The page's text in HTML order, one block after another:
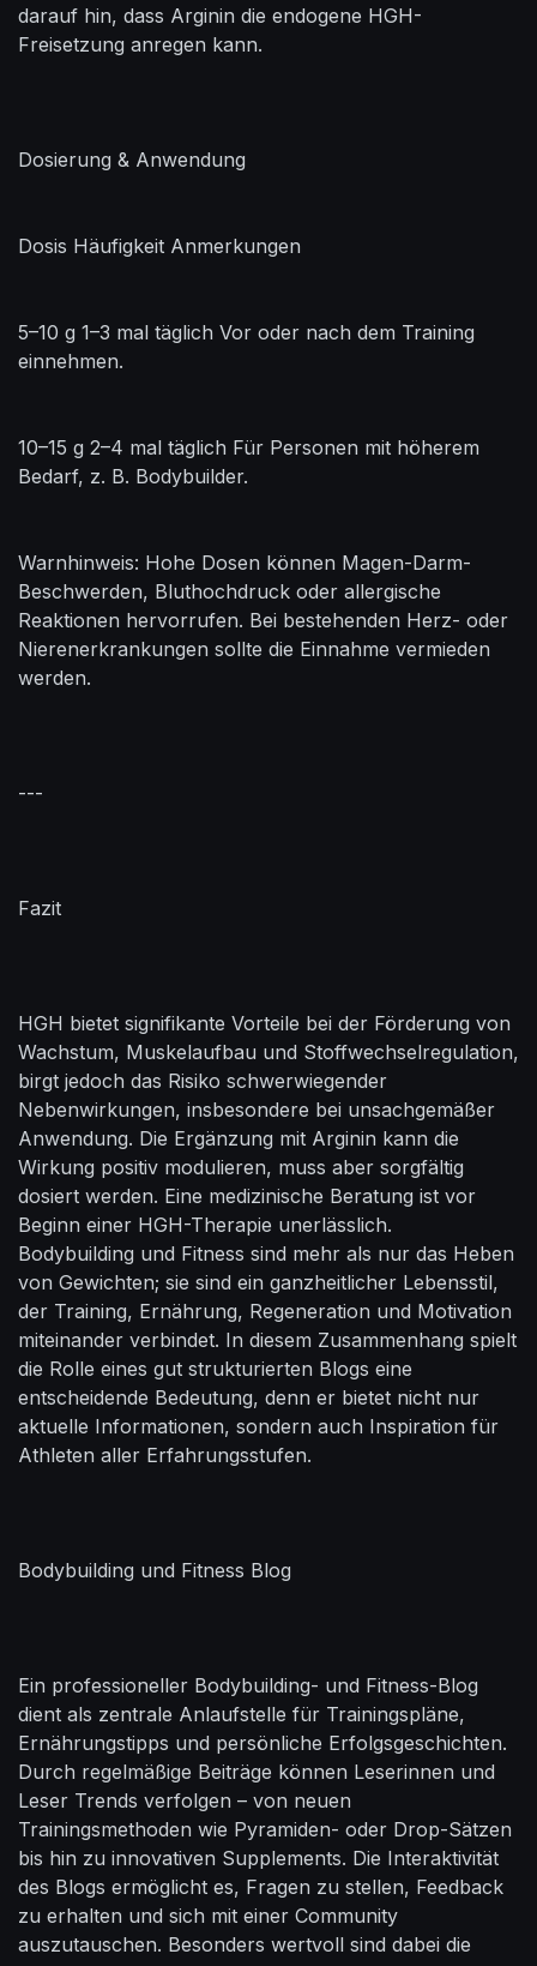
darauf hin, dass Arginin die endogene HGH-
Freisetzung anregen kann.
Dosierung & Anwendung
Dosis Häufigkeit Anmerkungen
5–10 g 1–3 mal täglich Vor oder nach dem Training
einnehmen.
10–15 g 2–4 mal täglich Für Personen mit höherem
Bedarf, z. B. Bodybuilder.
Warnhinweis: Hohe Dosen können Magen-Darm-
Beschwerden, Bluthochdruck oder allergische
Reaktionen hervorrufen. Bei bestehenden Herz- oder
Nierenerkrankungen sollte die Einnahme vermieden
werden.
---
Fazit
HGH bietet signifikante Vorteile bei der Förderung von
Wachstum, Muskelaufbau und Stoffwechselregulation,
birgt jedoch das Risiko schwerwiegender
Nebenwirkungen, insbesondere bei unsachgemäßer
Anwendung. Die Ergänzung mit Arginin kann die
Wirkung positiv modulieren, muss aber sorgfältig
dosiert werden. Eine medizinische Beratung ist vor
Beginn einer HGH-Therapie unerlässlich.
Bodybuilding und Fitness sind mehr als nur das Heben
von Gewichten; sie sind ein ganzheitlicher Lebensstil,
der Training, Ernährung, Regeneration und Motivation
miteinander verbindet. In diesem Zusammenhang spielt
die Rolle eines gut strukturierten Blogs eine
entscheidende Bedeutung, denn er bietet nicht nur
aktuelle Informationen, sondern auch Inspiration für
Athleten aller Erfahrungsstufen.
Bodybuilding und Fitness Blog
Ein professioneller Bodybuilding- und Fitness-Blog
dient als zentrale Anlaufstelle für Trainingspläne,
Ernährungstipps und persönliche Erfolgsgeschichten.
Durch regelmäßige Beiträge können Leserinnen und
Leser Trends verfolgen – von neuen
Trainingsmethoden wie Pyramiden- oder Drop-Sätzen
bis hin zu innovativen Supplements. Die Interaktivität
des Blogs ermöglicht es, Fragen zu stellen, Feedback
zu erhalten und sich mit einer Community
auszutauschen. Besonders wertvoll sind dabei die